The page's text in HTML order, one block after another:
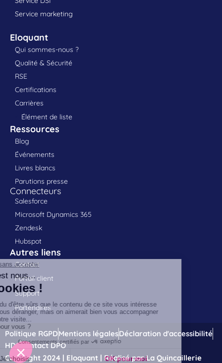
Service marketing
Eloquant
Qui sommes-nous ?
Qualité & Sécurité
RSE
Certifications
Carrières
Élément de liste
Ressources
Blog
Événements
Livres blancs
Parutions presse
Connecteurs
Salesforce
Microsoft Dynamics 365
Zendesk
Hubspot
Autres liens
Contact
Portail client
Support
Partenaires
Politique RGPDMentions légalesDéclaration d'accessibilité
HDSContact DPO
Copyright 2024 | Eloquant | Réalisé par La Quincaillerie